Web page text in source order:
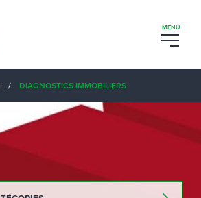
/ DIAGNOSTICS IMMOBILIERS